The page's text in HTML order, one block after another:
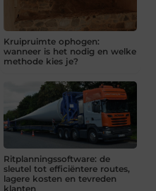
Kruipruimte ophogen:
wanneer is het nodig en welke
methode kies je?
Ritplanningssoftware: de
sleutel tot efficiëntere routes,
lagere kosten en tevreden
klanten